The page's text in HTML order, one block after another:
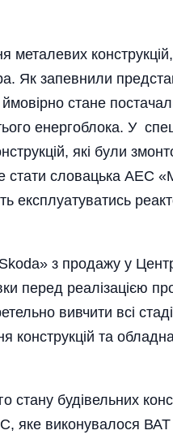
конструкцій,
Як запевнили
стане
енергоблока. У
які були
стати словацька АЕС
експлуатуватись
з продажу у
перед реалізацією
вивчити всі
конструкцій та
будівельних
яке виконувалося ВАТ